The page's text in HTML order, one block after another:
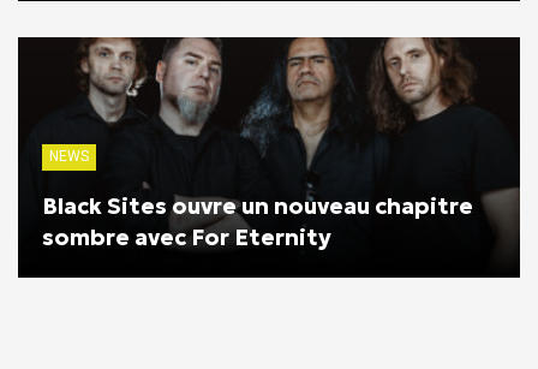
NEWS
Black Sites ouvre un nouveau chapitre
sombre avec For Eternity